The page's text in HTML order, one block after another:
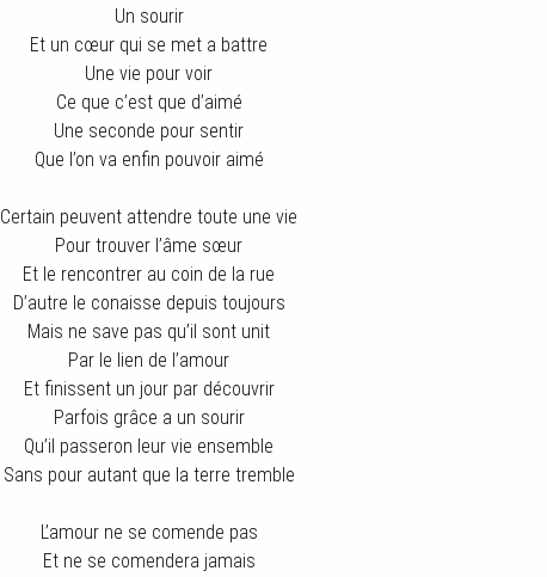
Un sourir
Et un cœur qui se met a battre
Une vie pour voir
Ce que c’est que d’aimé
Une seconde pour sentir
Que l’on va enfin pouvoir aimé
Certain peuvent attendre toute une vie
Pour trouver l’âme sœur
Et le rencontrer au coin de la rue
D’autre le conaisse depuis toujours
Mais ne save pas qu’il sont unit
Par le lien de l’amour
Et finissent un jour par découvrir
Parfois grâce a un sourir
Qu’il passeron leur vie ensemble
Sans pour autant que la terre tremble
L’amour ne se comende pas
Et ne se comendera jamais